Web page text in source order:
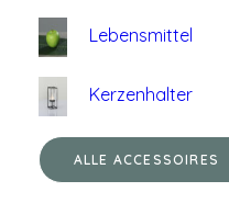
Lebensmittel
Kerzenhalter
ALLE ACCESSOIRES